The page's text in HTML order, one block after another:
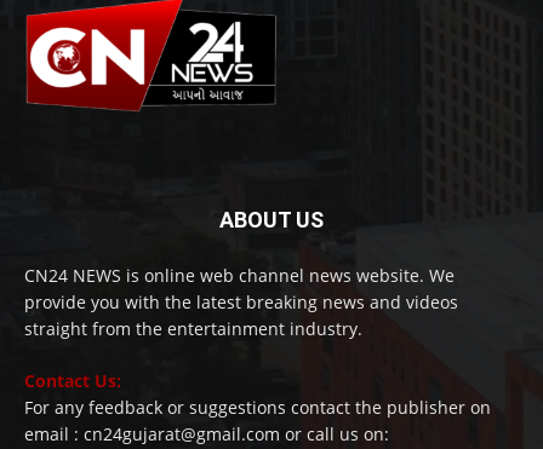
ABOUT US
CN24 NEWS is online web channel news website. We
provide you with the latest breaking news and videos
straight from the entertainment industry.
Contact Us:
For any feedback or suggestions contact the publisher on
email : cn24gujarat@gmail.com or call us on: